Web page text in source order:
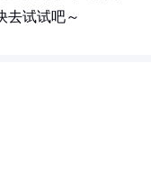
去试试吧～